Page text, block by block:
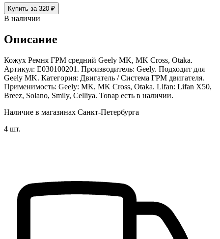
Купить за 320 ₽
В наличии
Описание
Кожух Ремня ГРМ средний Geely MK, MK Cross, Otaka.
Артикул: E030100201. Производитель: Geely. Подходит для
Geely MK. Категория: Двигатель / Система ГРМ двигателя.
Применимость: Geely: MK, MK Cross, Otaka. Lifan: Lifan X50,
Breez, Solano, Smily, Celliya. Товар есть в наличии.
Наличие в магазинах Санкт-Петербурга
4 шт.